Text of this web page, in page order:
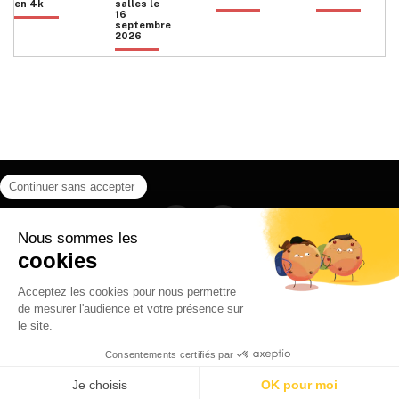
en 4k
salles le
16
septembre
2026
Instagram
CONTACT
POLITIQUE DE CONFIDENTIALITÉ
© 2026 Ilyfunet communication